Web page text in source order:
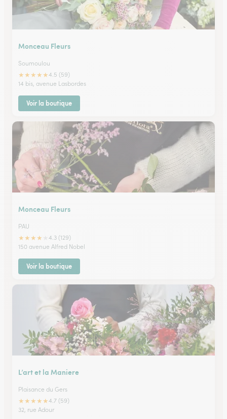
Monceau Fleurs
Soumoulou
★★★★★4.5 (59)
14 bis, avenue Lasbordes
Voir la boutique
Monceau Fleurs
PAU
★★★★
4.3 (129)
150 avenue Alfred Nobel
Voir la boutique
L’art et la Maniere
Plaisance du Gers
★★★★★4.7 (59)
32, rue Adour